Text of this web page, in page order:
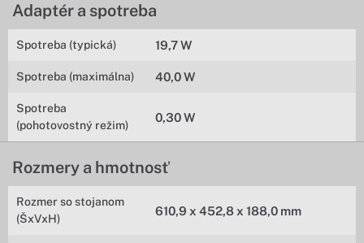
Adaptér a spotreba
Spotreba (typická) 19,7 W
Spotreba (maximálna) 40,0 W
Spotreba
(pohotovostný režim)
0,30 W
Rozmery a hmotnosť
Rozmer so stojanom
(ŠxVxH)
610,9 x 452,8 x 188,0 mm